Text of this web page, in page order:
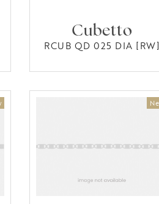
Cubetto
RCUB QD 025 DIA [RW]